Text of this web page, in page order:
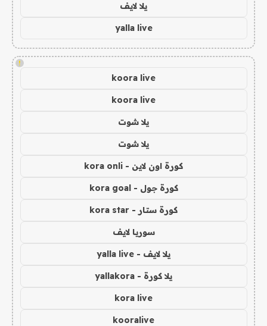
يلا لايف
yalla live
!
koora live
koora live
يلا شوت
يلا شوت
كورة اون لاين - kora onli
كورة جول - kora goal
كورة ستار - kora star
سوريا لايف
يلا لايف - yalla live
يلا كورة - yallakora
kora live
kooralive